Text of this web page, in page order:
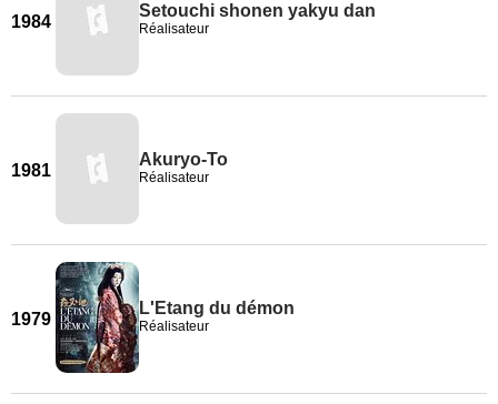
1984
Setouchi shonen yakyu dan
Réalisateur
1981
Akuryo-To
Réalisateur
1979
L'Etang du démon
Réalisateur